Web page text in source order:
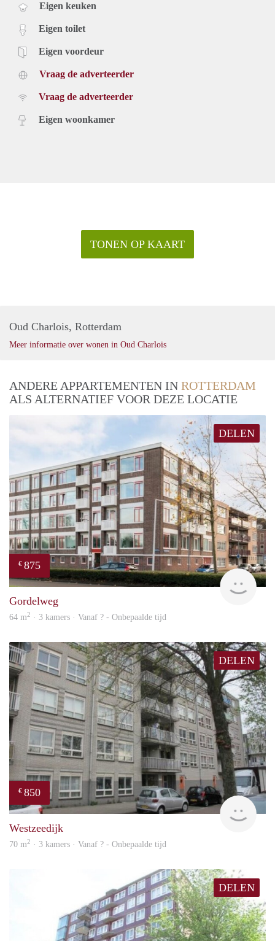
Eigen keuken
Eigen toilet
Eigen voordeur
Vraag de adverteerder
Vraag de adverteerder
Eigen woonkamer
TONEN OP KAART
Oud Charlois, Rotterdam
Meer informatie over wonen in Oud Charlois
ANDERE APPARTEMENTEN IN ROTTERDAM
ALS ALTERNATIEF VOOR DEZE LOCATIE
DELEN
€ 875
Gordelweg
64 m2 · 3 kamers · Vanaf ? - Onbepaalde tijd
DELEN
€ 850
Westzeedijk
70 m2 · 3 kamers · Vanaf ? - Onbepaalde tijd
DELEN